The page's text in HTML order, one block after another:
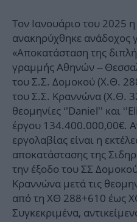
Τον Ιανουάριο του 2025
ανακηρύχθηκε ανάδοχος
«Αποκατάσταση της
γραμμής Αθηνών –
του Σ.Σ. Δομοκού (Χ.Θ.
του Σ.Σ. Κραννώνα (Χ.Θ.
θεομηνίες ‘’Daniel’’ και
έργου 134.400.000,00€.
εργολαβίας είναι η
αποκατάστασης της
την έξοδο του ΣΣ
Κραννώνα μετά τις
από τη ΧΘ 288+610 έως
Συγκεκριμένα,